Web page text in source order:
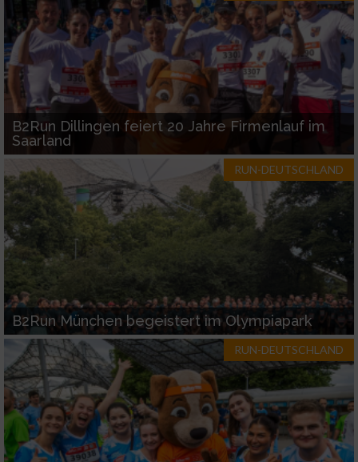
B2Run Dillingen feiert 20 Jahre Firmenlauf im
Saarland
RUN-DEUTSCHLAND
B2Run München begeistert im Olympiapark
RUN-DEUTSCHLAND
Verwendung reduzierter Daten zur Auswahl
von Inhalten
IAB-Besonderheiten:
Verwendung genauer Standortdaten
Geräte anhand von aktiv angeforderten
Informationen identifizieren
Nicht-IAB-Verarbeitungszwecke:
Notwendig
Performance
Funktional
Werbung